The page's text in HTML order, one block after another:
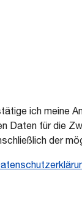
ich meine
Daten für die
der